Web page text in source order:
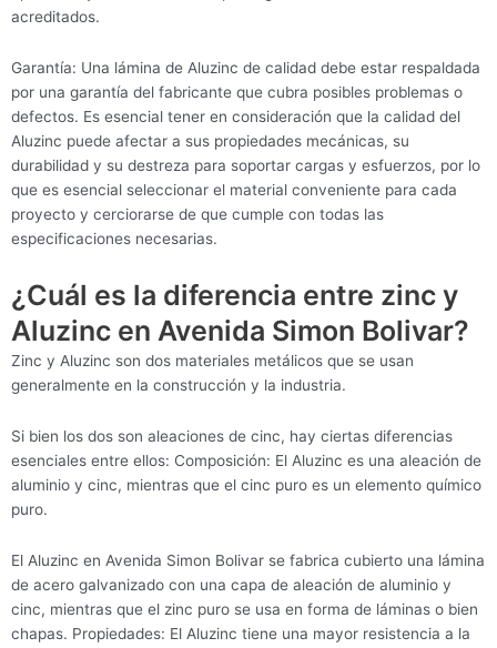
acreditados.
Garantía: Una lámina de Aluzinc de calidad debe estar respaldada
por una garantía del fabricante que cubra posibles problemas o
defectos. Es esencial tener en consideración que la calidad del
Aluzinc puede afectar a sus propiedades mecánicas, su
durabilidad y su destreza para soportar cargas y esfuerzos, por lo
que es esencial seleccionar el material conveniente para cada
proyecto y cerciorarse de que cumple con todas las
especificaciones necesarias.
¿Cuál es la diferencia entre zinc y
Aluzinc en Avenida Simon Bolivar?
Zinc y Aluzinc son dos materiales metálicos que se usan
generalmente en la construcción y la industria.
Si bien los dos son aleaciones de cinc, hay ciertas diferencias
esenciales entre ellos: Composición: El Aluzinc es una aleación de
aluminio y cinc, mientras que el cinc puro es un elemento químico
puro.
El Aluzinc en Avenida Simon Bolivar se fabrica cubierto una lámina
de acero galvanizado con una capa de aleación de aluminio y
cinc, mientras que el zinc puro se usa en forma de láminas o bien
chapas. Propiedades: El Aluzinc tiene una mayor resistencia a la